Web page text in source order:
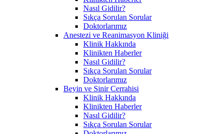
Nasıl Gidilir?
Sıkça Sorulan Sorular
Doktorlarımız
Anestezi ve Reanimasyon Kliniği
Klinik Hakkında
Klinikten Haberler
Nasıl Gidilir?
Sıkça Sorulan Sorular
Doktorlarımız
Beyin ve Sinir Cerrahisi
Klinik Hakkında
Klinikten Haberler
Nasıl Gidilir?
Sıkça Sorulan Sorular